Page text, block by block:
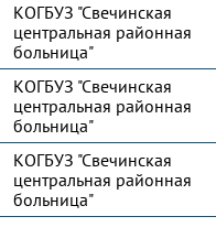
КОГБУЗ "Свечинская
центральная районная
больница"
КОГБУЗ "Свечинская
центральная районная
больница"
КОГБУЗ "Свечинская
центральная районная
больница"